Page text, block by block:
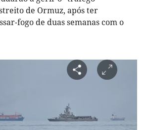
de Ormuz, após ter
fogo de duas semanas com o